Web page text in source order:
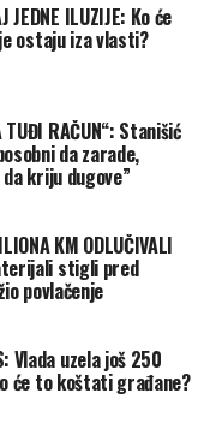
JEDNE ILUZIJE: Ko će
ostaju iza vlasti?
TUĐI RAČUN“: Stanišić
da zarade,
kriju dugove”
KM ODLUČIVALI
stigli pred
povlačenje
Vlada uzela još 250
će to koštati građane?